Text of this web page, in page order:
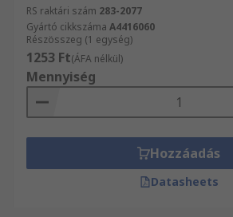
RS raktári szám 283-2077
Gyártó cikkszáma A4416060
Részösszeg (1 egység)
1253 Ft(ÁFA nélkül)
Mennyiség
Hozzáadás
Datasheets